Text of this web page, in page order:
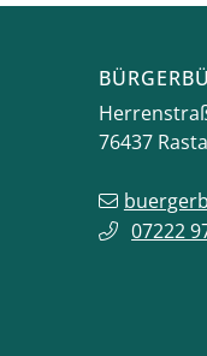
76437
07222